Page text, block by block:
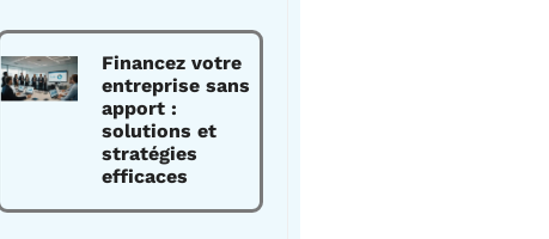
Financez votre
entreprise sans
apport :
solutions et
stratégies
efficaces